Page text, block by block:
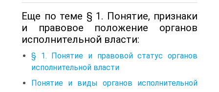
Еще по теме § 1. Понятие, признаки
и правовое положение органов
исполнительной власти:
§ 1. Понятие и правовой статус органов
исполнительной власти
Понятие и виды органов исполнительной